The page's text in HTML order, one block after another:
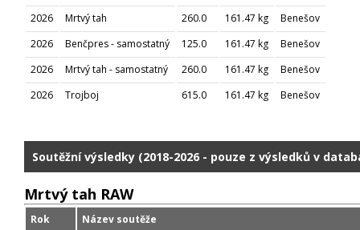
2026
Mrtvý tah 260.0 161.47 kg
Benešov
2026
Benčpres - samostatný 125.0 161.47 kg
Benešov
2026
Mrtvý tah - samostatný 260.0 161.47 kg
Benešov
2026
Trojboj 615.0 161.47 kg Benešov
Soutěžní výsledky (2018-2026 - pouze z výsledků v
Mrtvý tah RAW
Rok
Název soutěže